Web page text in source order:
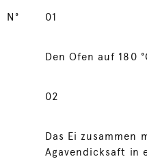
N° 01
Den Ofen auf 180
02
Das Ei zusammen
Agavendicksaft in